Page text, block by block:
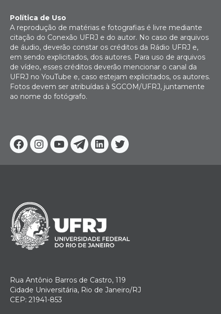
Facebook
Instagram
YoutubeTelegram
Linkedin
Twitter
Política de Uso
A reprodução de matérias e fotografias é livre mediante
citação do Conexão UFRJ e do autor. No caso de arquivos
de áudio, deverão constar os créditos da Rádio UFRJ e,
em sendo explicitados, dos autores. Para uso de arquivos
de vídeo, esses créditos deverão mencionar o canal da
UFRJ no YouTube e, caso estejam explicitados, os autores.
Fotos devem ser atribuídas à SGCOM/UFRJ, juntamente
ao nome do fotógrafo.
Rua Antônio Barros de Castro, 119
Cidade Universitária, Rio de Janeiro/RJ
CEP: 21941-853